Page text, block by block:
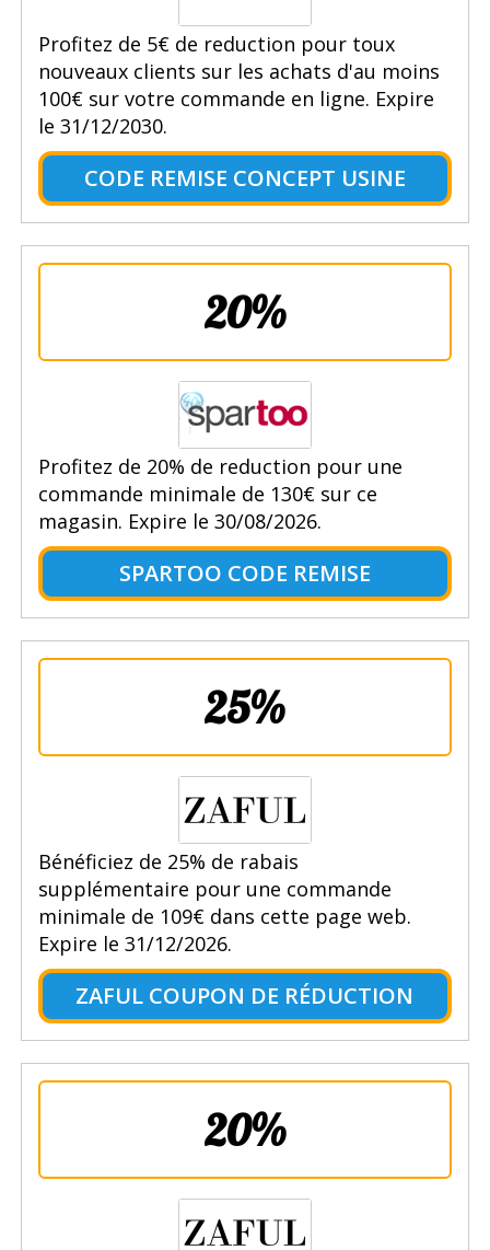
Profitez de 5€ de reduction pour toux
nouveaux clients sur les achats d'au moins
100€ sur votre commande en ligne. Expire
le 31/12/2030.
CODE REMISE CONCEPT USINE
20%
Profitez de 20% de reduction pour une
commande minimale de 130€ sur ce
magasin. Expire le 30/08/2026.
SPARTOO CODE REMISE
25%
Bénéficiez de 25% de rabais
supplémentaire pour une commande
minimale de 109€ dans cette page web.
Expire le 31/12/2026.
ZAFUL COUPON DE RÉDUCTION
20%